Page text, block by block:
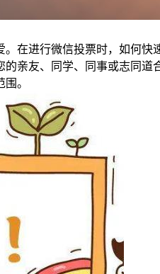
在进行微信投票时，如何
亲友、同学、同事或志同
。